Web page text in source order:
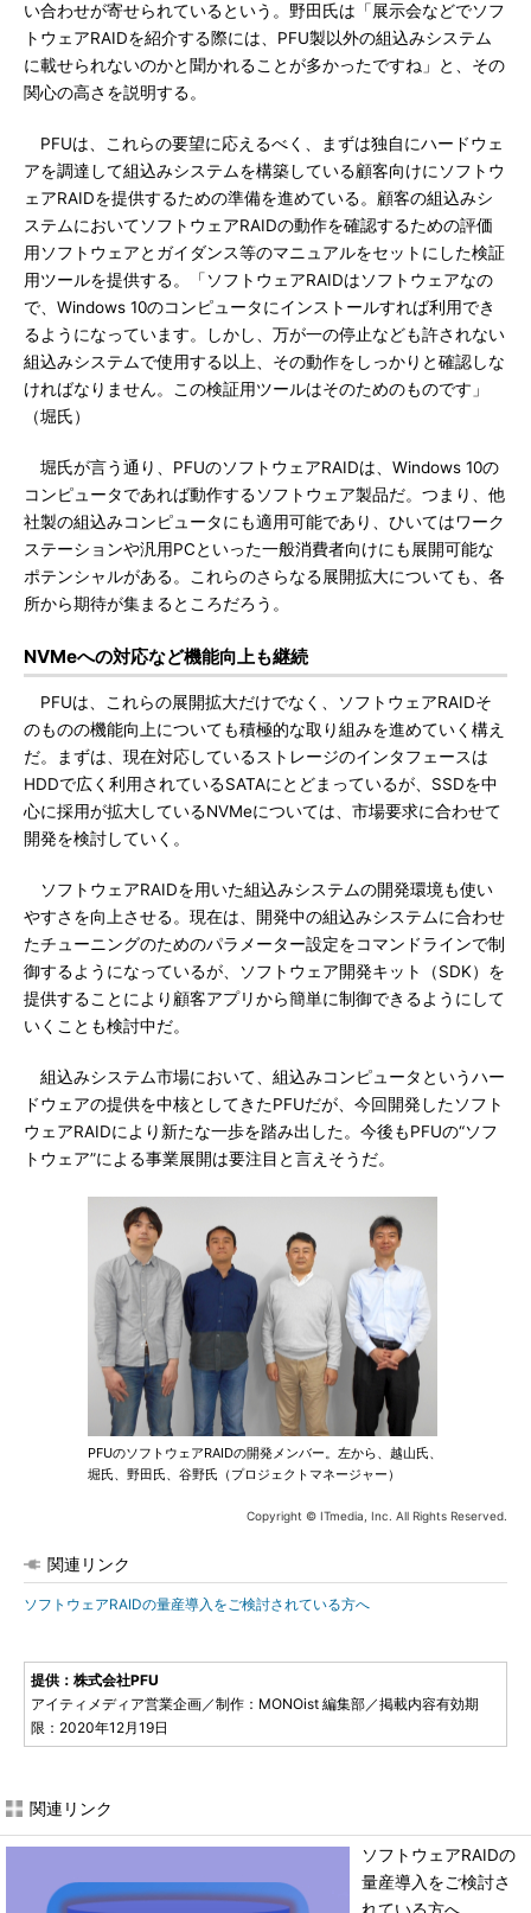
い合わせが寄せられているという。野田氏は「展示会などでソフ
トウェアRAIDを紹介する際には、PFU製以外の組込みシステム
に載せられないのかと聞かれることが多かったですね」と、その
関心の高さを説明する。
PFUは、これらの要望に応えるべく、まずは独自にハードウェ
アを調達して組込みシステムを構築している顧客向けにソフトウ
ェアRAIDを提供するための準備を進めている。顧客の組込みシ
ステムにおいてソフトウェアRAIDの動作を確認するための評価
用ソフトウェアとガイダンス等のマニュアルをセットにした検証
用ツールを提供する。「ソフトウェアRAIDはソフトウェアなの
で、Windows 10のコンピュータにインストールすれば利用でき
るようになっています。しかし、万が一の停止なども許されない
組込みシステムで使用する以上、その動作をしっかりと確認しな
ければなりません。この検証用ツールはそのためのものです」
（堀氏）
堀氏が言う通り、PFUのソフトウェアRAIDは、Windows 10の
コンピュータであれば動作するソフトウェア製品だ。つまり、他
社製の組込みコンピュータにも適用可能であり、ひいてはワーク
ステーションや汎用PCといった一般消費者向けにも展開可能な
ポテンシャルがある。これらのさらなる展開拡大についても、各
所から期待が集まるところだろう。
NVMeへの対応など機能向上も継続
PFUは、これらの展開拡大だけでなく、ソフトウェアRAIDそ
のものの機能向上についても積極的な取り組みを進めていく構え
だ。まずは、現在対応しているストレージのインタフェースは
HDDで広く利用されているSATAにとどまっているが、SSDを中
心に採用が拡大しているNVMeについては、市場要求に合わせて
開発を検討していく。
ソフトウェアRAIDを用いた組込みシステムの開発環境も使い
やすさを向上させる。現在は、開発中の組込みシステムに合わせ
たチューニングのためのパラメーター設定をコマンドラインで制
御するようになっているが、ソフトウェア開発キット（SDK）を
提供することにより顧客アプリから簡単に制御できるようにして
いくことも検討中だ。
組込みシステム市場において、組込みコンピュータというハー
ドウェアの提供を中核としてきたPFUだが、今回開発したソフト
ウェアRAIDにより新たな一歩を踏み出した。今後もPFUの“ソフ
トウェア”による事業展開は要注目と言えそうだ。
PFUのソフトウェアRAIDの開発メンバー。左から、越山氏、
堀氏、野田氏、谷野氏（プロジェクトマネージャー）
Copyright © ITmedia, Inc. All Rights Reserved.
関連リンク
ソフトウェアRAIDの量産導入をご検討されている方へ
提供：株式会社PFU
アイティメディア営業企画／制作：MONOist 編集部／掲載内容有効期
限：2020年12月19日
関連リンク
ソフトウェアRAIDの
量産導入をご検討さ